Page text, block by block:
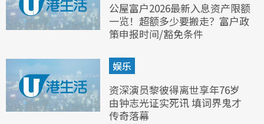
公屋富户2026最新入息资产限额
一览！超额多少要搬走？富户政
策申报时间/豁免条件
娱乐
资深演员黎彼得离世享年76岁
由钟志光证实死讯 填词界鬼才
传奇落幕